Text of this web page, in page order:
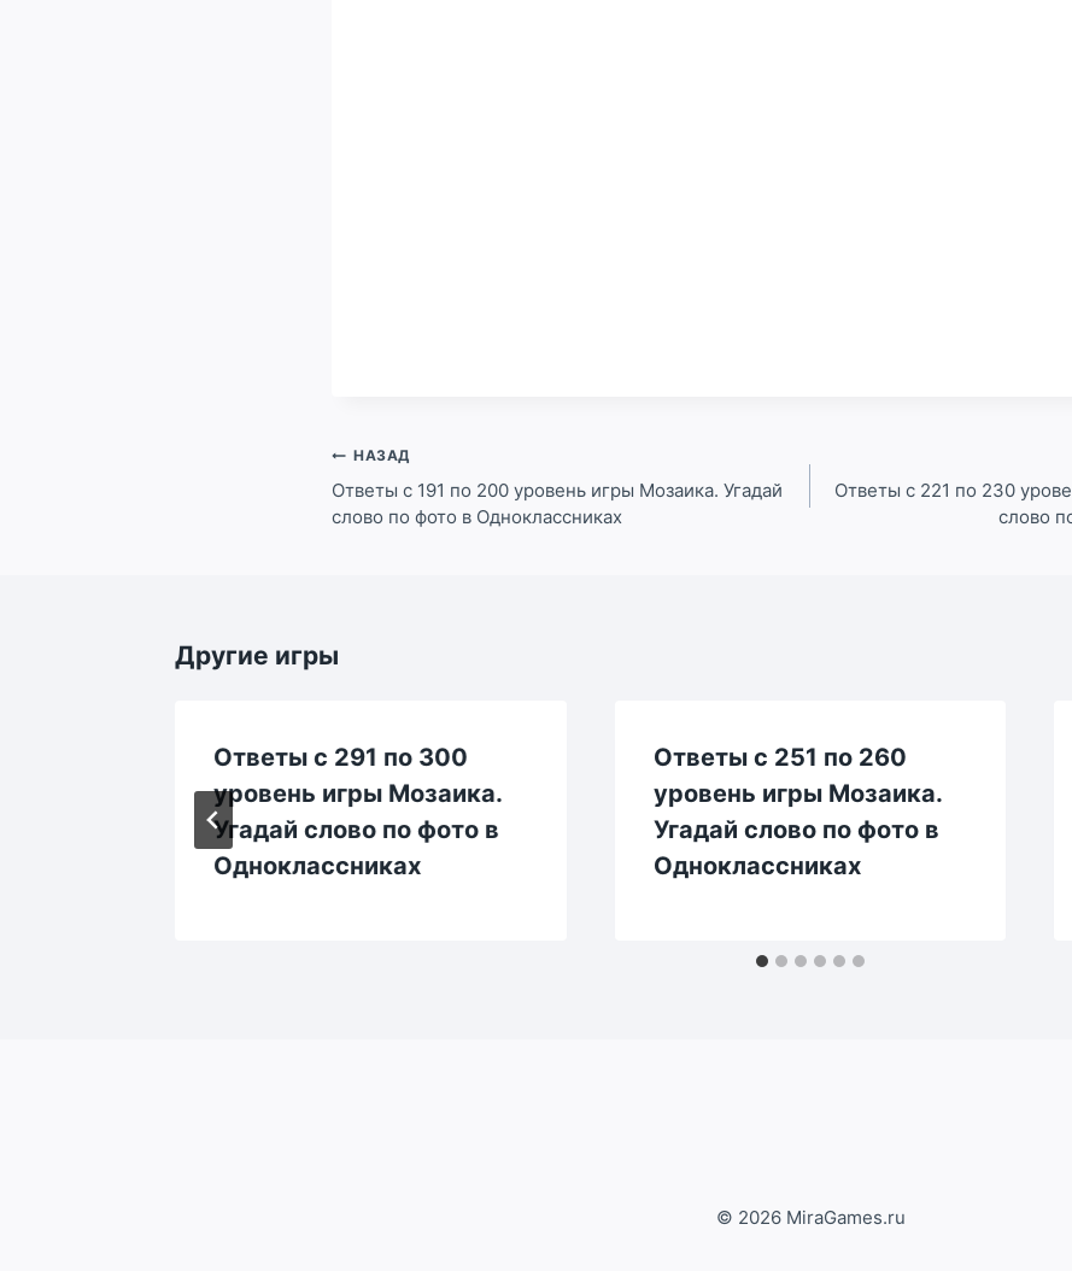
Навигация
по
записям
НАЗАД
Ответы с 191 по 200 уровень игры Мозаика. Угадай
слово по фото в Одноклассниках
Ответы с 221 по 230
слово
Другие игры
Ответы с 291 по 300
уровень игры Мозаика.
Угадай слово по фото в
Одноклассниках
Ответы с 251 по 260
уровень игры Мозаика.
Угадай слово по фото в
Одноклассниках
© 2026 MiraGames.ru